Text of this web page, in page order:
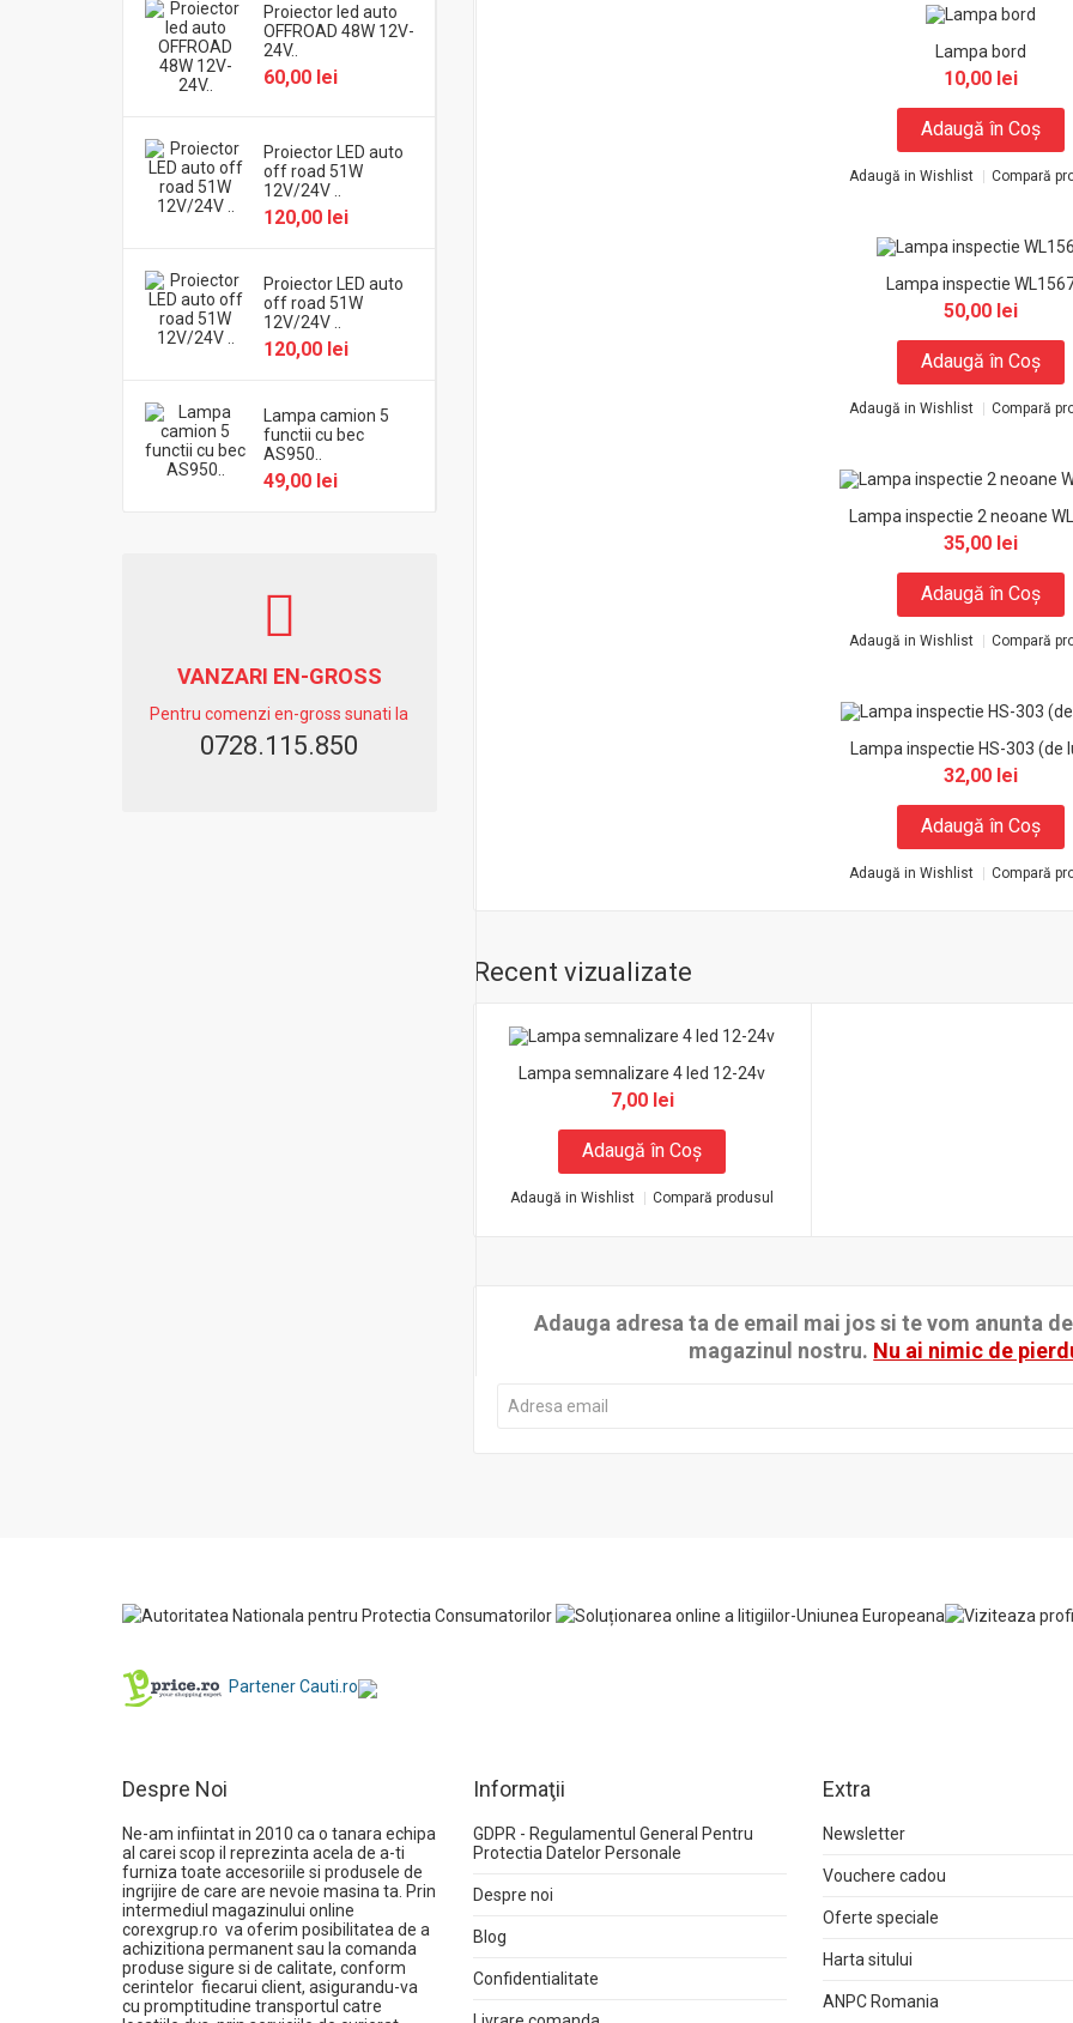
Proiector led auto
OFFROAD 48W 12V-
24V..
60,00 lei
Proiector LED auto
off road 51W
12V/24V ..
120,00 lei
Proiector LED auto
off road 51W
12V/24V ..
120,00 lei
Lampa camion 5
functii cu bec
AS950..
49,00 lei
VANZARI EN-GROSS
Pentru comenzi en-gross sunati la
0728.115.850
Lampa bord
10,00 lei
Adaugă în Coş
Adaugă in Wishlist Compară
Lampa inspectie
50,00 lei
Adaugă în Coş
Adaugă in Wishlist Compară
Lampa inspectie 2 neoane
35,00 lei
Adaugă în Coş
Adaugă in Wishlist Compară
Lampa inspectie HS-303 (de
32,00 lei
Adaugă în Coş
Adaugă in Wishlist Compară
Recent vizualizate
Lampa semnalizare 4 led 12-24v
7,00 lei
Adaugă în Coş
Adaugă in Wishlist Compară produsul
Adauga adresa ta de email mai jos si te vom anunta
magazinul nostru. Nu ai nimic de
Partener Cauti.ro
Despre Noi
Ne-am infiintat in 2010 ca o tanara echipa
al carei scop il reprezinta acela de a-ti
furniza toate accesoriile si produsele de
ingrijire de care are nevoie masina ta. Prin
intermediul magazinului online
corexgrup.ro va oferim posibilitatea de a
achizitiona permanent sau la comanda
produse sigure si de calitate, conform
cerintelor fiecarui client, asigurandu-va
cu promptitudine transportul catre
Informaţii
GDPR - Regulamentul General Pentru
Protectia Datelor Personale
Despre noi
Blog
Confidentialitate
Extra
Newsletter
Vouchere cadou
Oferte speciale
Harta sitului
ANPC Romania